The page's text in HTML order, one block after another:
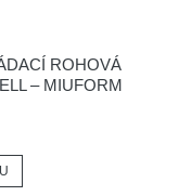
ROHOVÁ
– MIUFORM